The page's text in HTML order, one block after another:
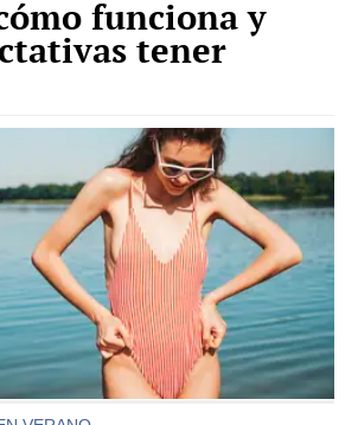
funciona y
tener